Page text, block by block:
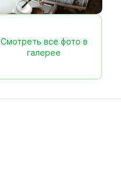
Смотреть все фото в
галерее